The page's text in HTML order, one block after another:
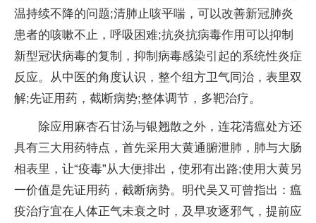
温持续不降的问题;清肺止咳平喘，可以改善新冠肺炎
患者的咳嗽不止，呼吸困难;抗炎抗病毒作用可以抑制
新型冠状病毒的复制，抑制病毒感染引起的系统性炎症
反应。从中医的角度认识，整个组方卫气同治，表里双
解;先证用药，截断病势;整体调节，多靶治疗。
除应用麻杏石甘汤与银翘散之外，连花清瘟处方还
具有三大用药特点，首先采用大黄通腑泄肺，肺与大肠
相表里，让“疫毒”从大便排出，使邪有出路;使用大黄另
一价值是先证用药，截断病势。明代吴又可曾指出：瘟
疫治疗宜在人体正气未衰之时，及早攻逐邪气，提前应